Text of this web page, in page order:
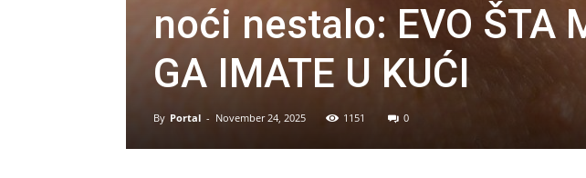
noći nestalo: EVO ŠTA
GA IMATE U KUĆI
By Portal - November 24, 2025 1151 0